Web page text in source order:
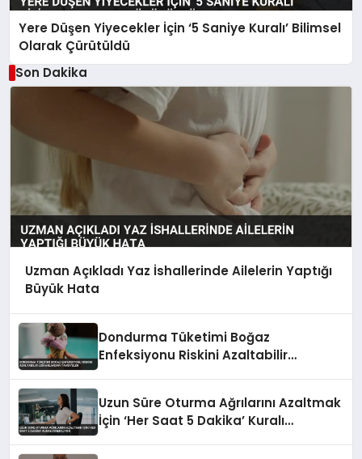
Yere Düşen Yiyecekler İçin ‘5 Saniye Kuralı’ Bilimsel
Olarak Çürütüldü
Son Dakika
Uzman Açıkladı Yaz İshallerinde Ailelerin Yaptığı
Büyük Hata
Dondurma Tüketimi Boğaz
Enfeksiyonu Riskini Azaltabilir
Uzun Süre Oturma Ağrılarını Azaltmak
İçin ‘Her Saat 5 Dakika’ Kuralı